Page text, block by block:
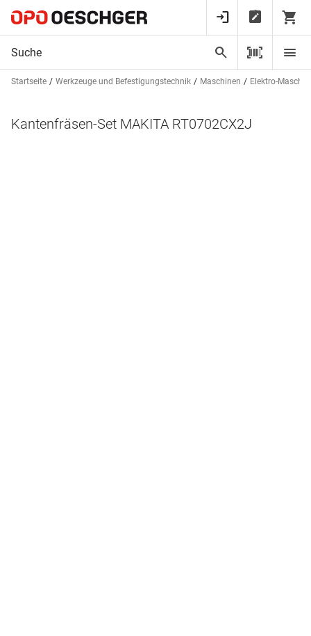
Startseite Werkzeuge und Befestigungstechnik Maschinen Elektro-
Kantenfräsen-Set MAKITA RT0702CX2J